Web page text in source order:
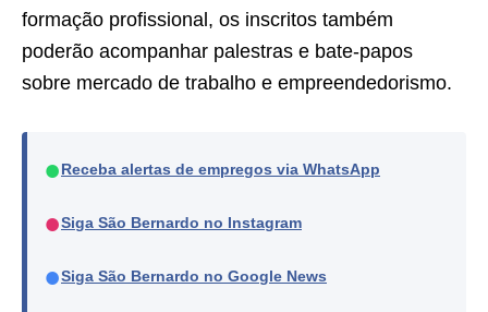
formação profissional, os inscritos também
poderão acompanhar palestras e bate-papos
sobre mercado de trabalho e empreendedorismo.
● Receba alertas de empregos via WhatsApp
●Siga São Bernardo no Instagram
●Siga São Bernardo no Google News